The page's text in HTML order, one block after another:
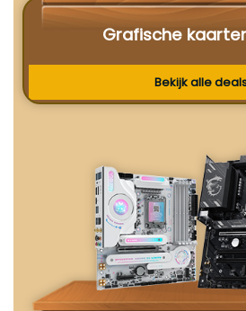
Grafische
Bekijk alle